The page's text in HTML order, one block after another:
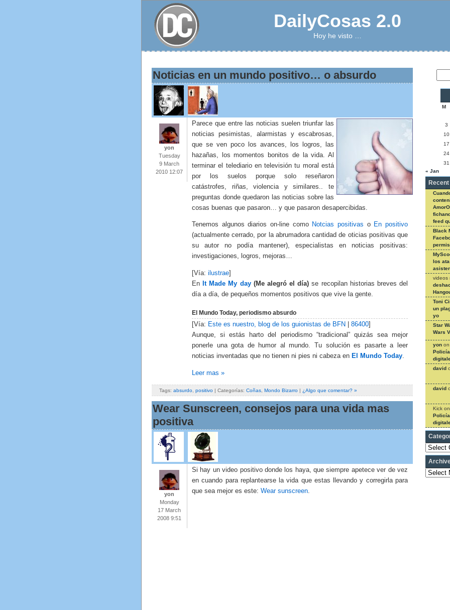
DailyCosas 2.0
Hoy he visto …
Noticias en un mundo positivo… o absurdo
yon
Tuesday
9 March
2010 12:07
Parece que entre las noticias suelen triunfar las
noticias pesimistas, alarmistas y escabrosas,
que se ven poco los avances, los logros, las
hazañas, los momentos bonitos de la vida. Al
terminar el telediario en televisión tu moral está
por los suelos porque solo reseñaron
catástrofes, riñas, violencia y similares.. te
preguntas donde quedaron las noticias sobre las
cosas buenas que pasaron… y que pasaron desapercibidas.
Tenemos algunos diarios on-line como Notcias positivas o En positivo
(actualmente cerrado, por la abrumadora cantidad de oticias positivas que
su autor no podía mantener), especialistas en noticias positivas:
investigaciones, logros, mejoras…
[Vía: ilustrae]
En
It Made My day(Me alegró el día) se recopilan historias breves del
día a día, de pequeños momentos positivos que vive la gente.
El Mundo Today, periodismo absurdo
[Vía: Este es nuestro, blog de los guionistas de BFN 86400
Aunque, si estás harto del periodismo “tradicional” quizás sea mejor
ponerle una gota de humor al mundo. Tu solución es pasarte a leer
noticias inventadas que no tienen ni pies ni cabeza en El Mundo Today.
Leer mas »
Tags: absurdo positivo | Categorías: Coñas Mondo Bizarro | ¿Algo que comentar? »
Wear Sunscreen, consejos para una vida mas
positiva
yon
Monday
17 March
2008 9:51
Si hay un video positivo donde los haya, que siempre apetece ver de vez
en cuando para replantearse la vida que estas llevando y corregirla para
que sea mejor es este: Wear sunscreen
M
3
10
17
24
31
« Jan
feed
Black
los
videos
Toni
un
yo
Star
Wars
yon
david
david
Kick
Categories
Archives